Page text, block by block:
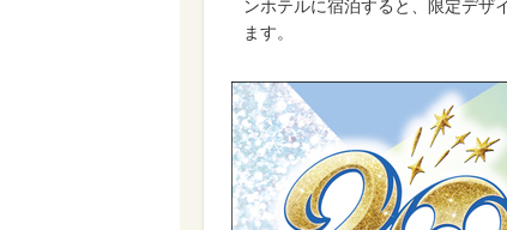
ンホテルに宿泊すると、限定デザ
ます。